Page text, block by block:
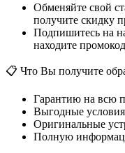
Обменяйте свой
получите скидку
Подпишитесь на
находите
📋 Что Вы получите
Гарантию на всю
Выгодные
Оригинальные
Полную